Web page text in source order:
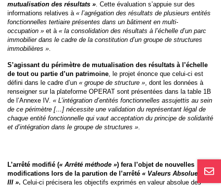
mutualisation des résultats ». Cette évaluation s’appuie sur des
informations relatives à « l’agrégation des résultats de plusieurs entités
fonctionnelles tertiaire présentes dans un bâtiment en multi-
occupation » et à « la consolidation des résultats à l’échelle d’un parc
immobilier dans le cadre de la constitution d’un groupe de structures
immobilières ».
S’agissant du périmètre de mutualisation des résultats à l’échelle
de tout ou partie d’un patrimoine, le projet énonce que celui-ci est
défini dans le cadre d’un « groupe de structure », dont les données à
renseigner sur la plateforme OPERAT sont présentées dans la table 1B
de l’Annexe IV. « L’intégration d’entités fonctionnelles assujettis au sein
de ce périmètre […] nécessite une validation du représentant légal de
chaque entité fonctionnelle qui vaut acceptation du principe de solidarité
et d’intégration dans le groupe de structures ».
L’arrêté modifié (« Arrêté méthode ») fera l’objet de nouvelles
modifications lors de la parution de l’arrêté « Valeurs Absolues
III ». Celui-ci précisera les objectifs exprimés en valeur absolue des